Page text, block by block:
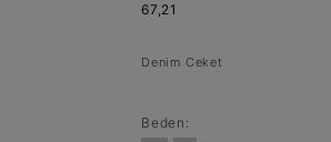
67,21
Denim Ceket
Beden: